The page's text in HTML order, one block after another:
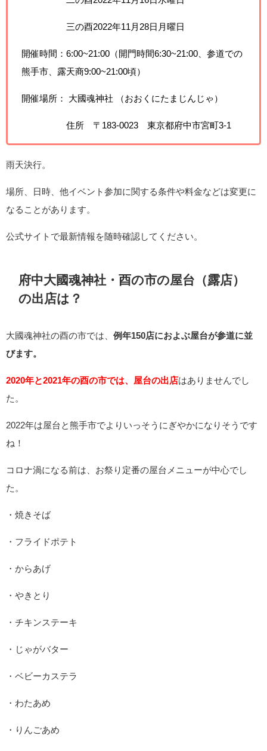
三の酉2022年11月28日月曜日
開催時間：6:00~21:00（開門時間6:30~21:00、参道での
熊手市、露天商9:00~21:00頃）
開催場所： 大國魂神社 （おおくにたまじんじゃ）
住所 〒183-0023 東京都府中市宮町3-1
雨天決行。
場所、日時、他イベント参加に関する条件や料金などは変更に
なることがあります。
公式サイトで最新情報を随時確認してください。
府中大國魂神社・酉の市の屋台（露店）
の出店は？
大國魂神社の酉の市では、 例年150店におよぶ屋台が参道に並
びます。
2020年と2021年の酉の市では、屋台の出店はありませんでし
た。
2022年は屋台と熊手市でよりいっそうにぎやかになりそうです
ね！
コロナ渦になる前は、お祭り定番の屋台メニューが中心でし
た。
・焼きそば
・フライドポテト
・からあげ
・やきとり
・チキンステーキ
・じゃがバター
・ベビーカステラ
・わたあめ
・りんごあめ